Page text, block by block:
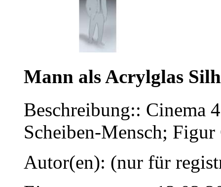
Mann als Acrylglas
Beschreibung:: Cinema
Scheiben-Mensch;
Autor(en): (nur für